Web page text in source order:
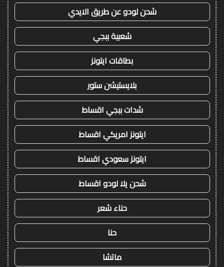
شحن لودو عن طريق الايدي
شعبية ببجي
بطاقات ايتونز
بلايستيشن ستور
شدات ببجي اقساط
ايتونز امريكي اقساط
ايتونز سعودي اقساط
شحن يلا لودو اقساط
حناء شعر
حنا
ماتشا